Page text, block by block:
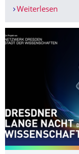
Weiterlesen